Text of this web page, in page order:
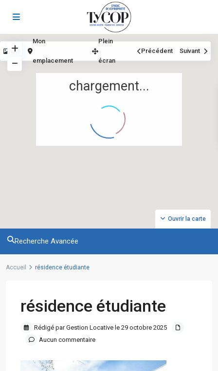
chargement...
Ouvrir la carte
Vue
Mon
emplacement
Plein
écran
Précédent Suivant
Recherche Avancée
Accueil résidence étudiante
résidence étudiante
Rédigé par Gestion Locative le 29 octobre 2025
Aucun commentaire